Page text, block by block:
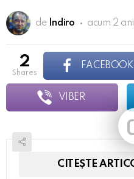
de Indiro acum 2 ani
2
shares
FACEBOOK
VIBER
CITEȘTE